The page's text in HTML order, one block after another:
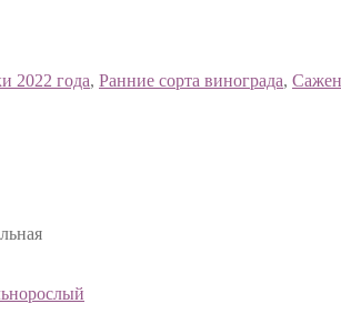
2022 года, Ранние сорта винограда,